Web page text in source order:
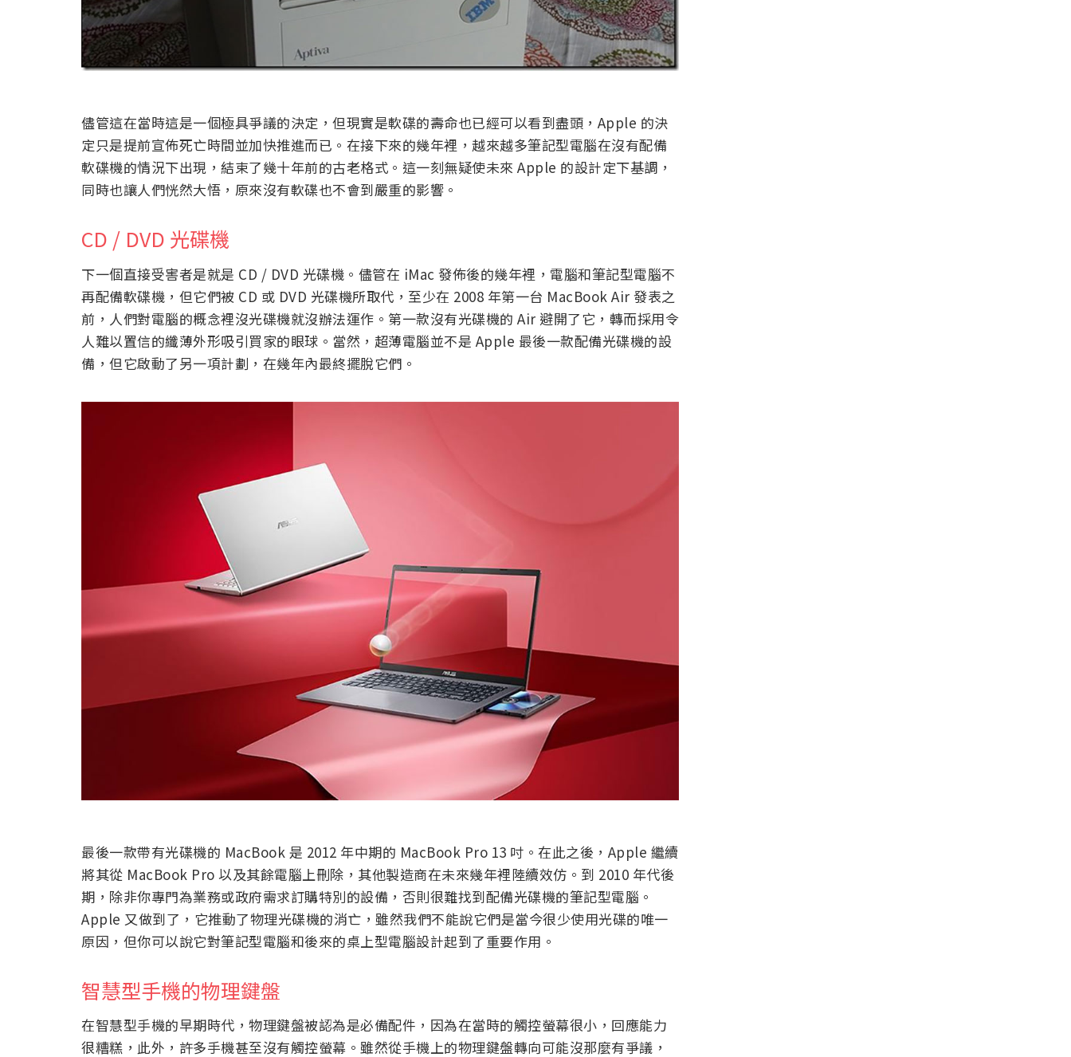
儘管這在當時這是一個極具爭議的決定，但現實是軟碟的壽命也已經可以看到盡頭，Apple 的決
定只是提前宣佈死亡時間並加快推進而已。在接下來的幾年裡，越來越多筆記型電腦在沒有配備
軟碟機的情況下出現，結束了幾十年前的古老格式。這一刻無疑使未來 Apple 的設計定下基調，
同時也讓人們恍然大悟，原來沒有軟碟也不會到嚴重的影響。
CD / DVD 光碟機
下一個直接受害者是就是 CD / DVD 光碟機。儘管在 iMac 發佈後的幾年裡，電腦和筆記型電腦不
再配備軟碟機，但它們被 CD 或 DVD 光碟機所取代，至少在 2008 年第一台 MacBook Air 發表之
前，人們對電腦的概念裡沒光碟機就沒辦法運作。第一款沒有光碟機的 Air 避開了它，轉而採用令
人難以置信的纖薄外形吸引買家的眼球。當然，超薄電腦並不是 Apple 最後一款配備光碟機的設
備，但它啟動了另一項計劃，在幾年內最終擺脫它們。
最後一款帶有光碟機的 MacBook 是 2012 年中期的 MacBook Pro 13 吋。在此之後，Apple 繼續
將其從 MacBook Pro 以及其餘電腦上刪除，其他製造商在未來幾年裡陸續效仿。到 2010 年代後
期，除非你專門為業務或政府需求訂購特別的設備，否則很難找到配備光碟機的筆記型電腦。
Apple 又做到了，它推動了物理光碟機的消亡，雖然我們不能說它們是當今很少使用光碟的唯一
原因，但你可以說它對筆記型電腦和後來的桌上型電腦設計起到了重要作用。
智慧型手機的物理鍵盤
在智慧型手機的早期時代，物理鍵盤被認為是必備配件，因為在當時的觸控螢幕很小，回應能力
很糟糕，此外，許多手機甚至沒有觸控螢幕。雖然從手機上的物理鍵盤轉向可能沒那麼有爭議，